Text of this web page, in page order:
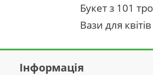
Букет з 101
Вази для квітів
Інформація